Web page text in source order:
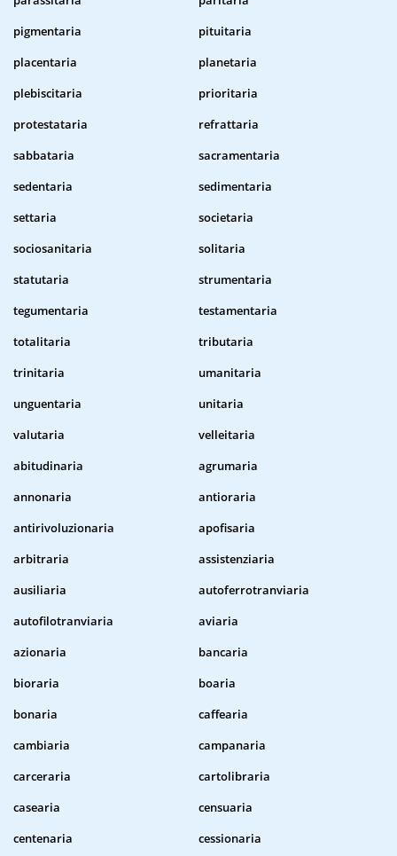
pigmentaria
pituitaria
placentaria
planetaria
plebiscitaria
prioritaria
protestataria
refrattaria
sabbataria
sacramentaria
sedentaria
sedimentaria
settaria
societaria
sociosanitaria
solitaria
statutaria
strumentaria
tegumentaria
testamentaria
totalitaria
tributaria
trinitaria
umanitaria
unguentaria
unitaria
valutaria
velleitaria
abitudinaria
agrumaria
annonaria
antioraria
antirivoluzionaria
apofisaria
arbitraria
assistenziaria
ausiliaria
autoferrotranviaria
autofilotranviaria
aviaria
azionaria
bancaria
bioraria
boaria
bonaria
caffearia
cambiaria
campanaria
carceraria
cartolibraria
casearia
censuaria
centenaria
cessionaria